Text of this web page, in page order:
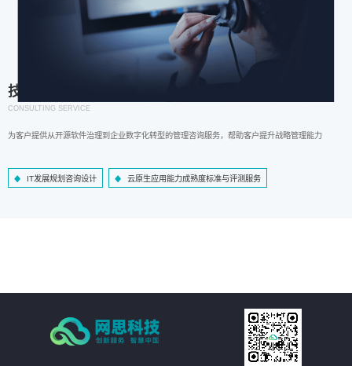
技术咨询服务
CONSULTING SERVICE
为客户提供从开源软件治理到企业数字化转型的管理咨询服务，帮助客户提升战略管理能力
IT发展规划咨询设计 云原生应用能力成熟度标准与评测服务